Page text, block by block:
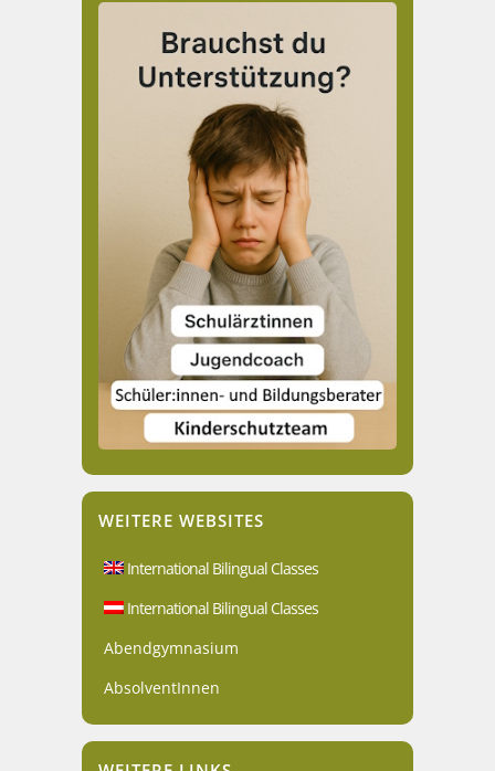
WEITERE WEBSITES
International Bilingual Classes
International Bilingual Classes
Abendgymnasium
AbsolventInnen